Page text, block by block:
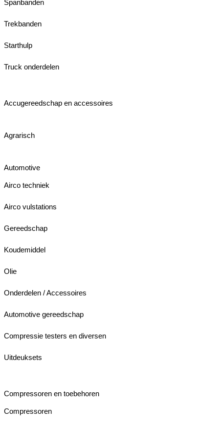
Spanbanden
Trekbanden
Starthulp
Truck onderdelen
Accugereedschap en accessoires
Agrarisch
Automotive
Airco techniek
Airco vulstations
Gereedschap
Koudemiddel
Olie
Onderdelen / Accessoires
Automotive gereedschap
Compressie testers en diversen
Uitdeuksets
Compressoren en toebehoren
Compressoren